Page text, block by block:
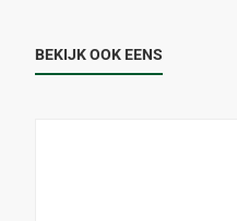
BEKIJK OOK EENS